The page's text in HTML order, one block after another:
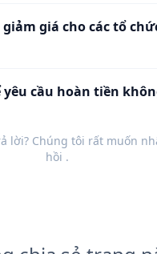
giảm giá cho các tổ
yêu cầu hoàn tiền
lời? Chúng tôi rất muốn
hồi .